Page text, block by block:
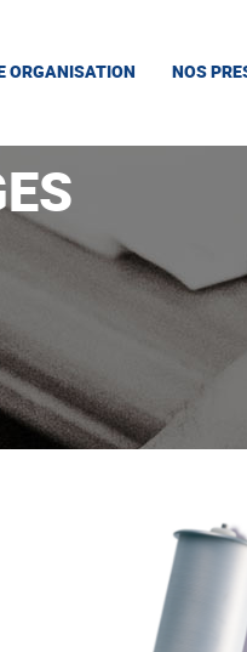
ORGANISATION NOS